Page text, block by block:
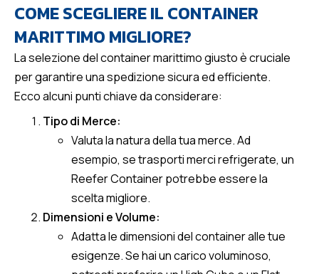
COME SCEGLIERE IL CONTAINER
MARITTIMO MIGLIORE?
La selezione del container marittimo giusto è cruciale
per garantire una spedizione sicura ed efficiente.
Ecco alcuni punti chiave da considerare:
Tipo di Merce:
Valuta la natura della tua merce. Ad
esempio, se trasporti merci refrigerate, un
Reefer Container potrebbe essere la
scelta migliore.
Dimensioni e Volume:
Adatta le dimensioni del container alle tue
esigenze. Se hai un carico voluminoso,